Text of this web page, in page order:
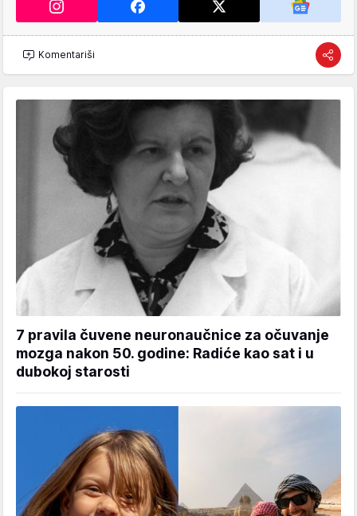
Komentariši
7 pravila čuvene neuronaučnice za očuvanje
mozga nakon 50. godine: Radiće kao sat i u
dubokoj starosti